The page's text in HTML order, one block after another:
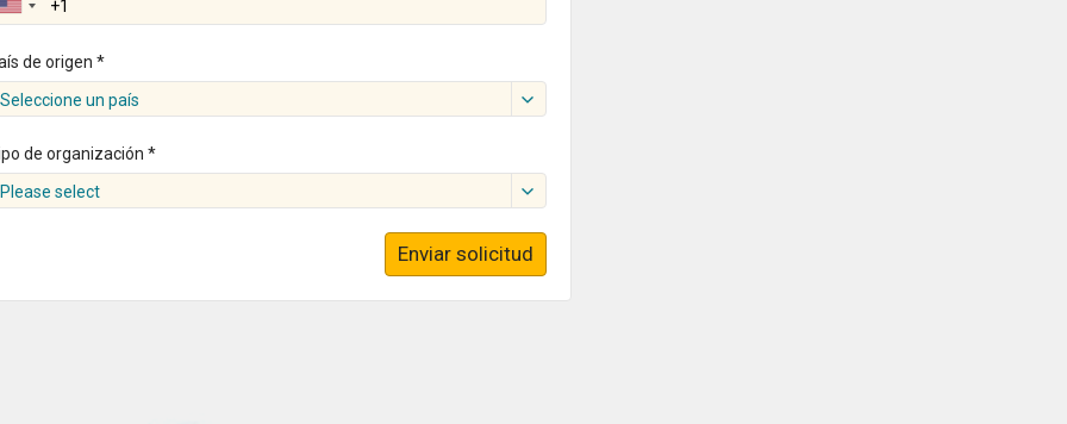
de origen *
Seleccione un país
de organización *
Please select
Enviar solicitud